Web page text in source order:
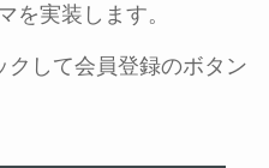
を実装します。
クして会員登録のボタン